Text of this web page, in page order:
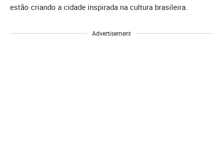
estão criando a cidade inspirada na cultura brasileira.
Advertisement